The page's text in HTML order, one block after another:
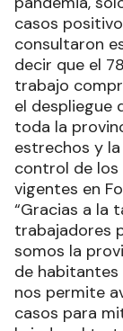
casos
consultaron
decir que el
trabajo
el despliegue
toda la
estrechos y
control de
vigentes en
“Gracias a la
trabajadores
somos la
de habitantes
nos permite
casos para